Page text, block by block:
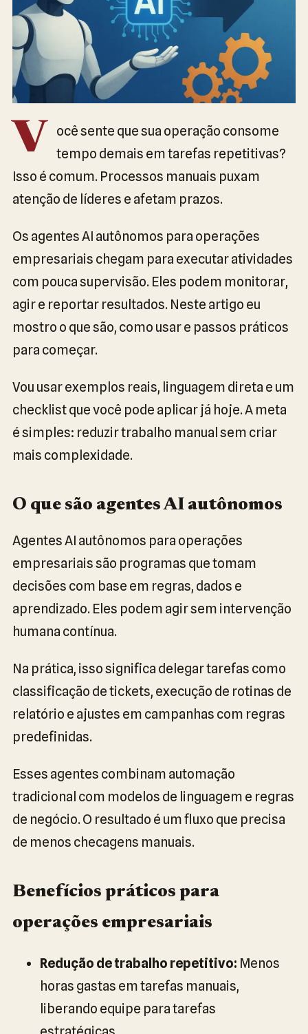
V
ocê sente que sua operação consome
tempo demais em tarefas repetitivas?
Isso é comum. Processos manuais puxam
atenção de líderes e afetam prazos.
Os agentes AI autônomos para operações
empresariais chegam para executar atividades
com pouca supervisão. Eles podem monitorar,
agir e reportar resultados. Neste artigo eu
mostro o que são, como usar e passos práticos
para começar.
Vou usar exemplos reais, linguagem direta e um
checklist que você pode aplicar já hoje. A meta
é simples: reduzir trabalho manual sem criar
mais complexidade.
O que são agentes AI autônomos
Agentes AI autônomos para operações
empresariais são programas que tomam
decisões com base em regras, dados e
aprendizado. Eles podem agir sem intervenção
humana contínua.
Na prática, isso significa delegar tarefas como
classificação de tickets, execução de rotinas de
relatório e ajustes em campanhas com regras
predefinidas.
Esses agentes combinam automação
tradicional com modelos de linguagem e regras
de negócio. O resultado é um fluxo que precisa
de menos checagens manuais.
Benefícios práticos para
operações empresariais
Redução de trabalho repetitivo: Menos
horas gastas em tarefas manuais,
liberando equipe para tarefas